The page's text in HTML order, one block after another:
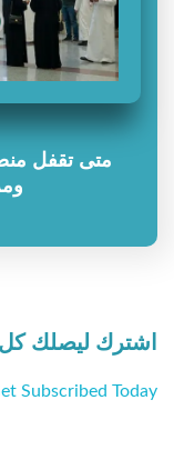
متى تقفل
اشترك ليصلك
Subscribed Today!